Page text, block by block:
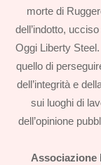
morte di
dell’indotto,
Oggi Liberty
quello di
dell’integrità e
sui luoghi di
dell’opinione
Associazione